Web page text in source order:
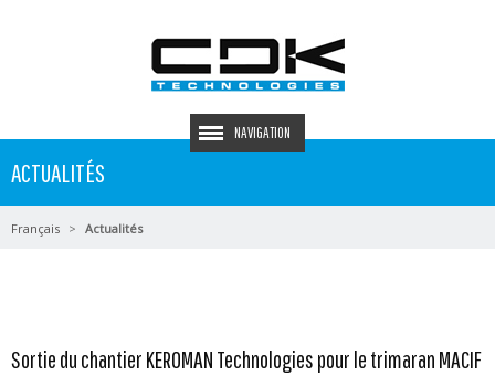
NAVIGATION
ACTUALITÉS
Français Actualités
Sortie du chantier KEROMAN Technologies pour le trimaran MACIF